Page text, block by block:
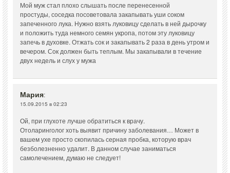
Мой муж стал плохо слышать после перенесенной
простуды, соседка посоветовала закапывать уши соком
запеченного лука. Нужно взять луковицу сделать в ней дырочку
и положить туда немного семян укропа, потом эту луковицу
запечь в духовке. Отжать сок и закапывать 2 раза в день утром и
вечером. Сок должен быть теплым. Мы закапывали в течение
двух недель и слух у мужа
Мария:
15.09.2015 в 02:23
Ой, при глухоте лучше обратиться к врачу.
Отоларинголог хоть выявит причину заболевания… Может в
вашем ухе просто скопилась серная пробка, которую врач
безболезненно удалит. В данном случае заниматься
самолечением, думаю не следует!